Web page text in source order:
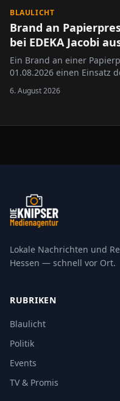
BLAULICHT
Brand an
bei EDEKA Jacobi
Ein Brand an einer
01.08.2026 einen Einsatz
6. August 2026
Lokale Nachrichten und
Hessen — schnell vor Ort.
RUBRIKEN
Blaulicht
Politik
Events
TV & Promis